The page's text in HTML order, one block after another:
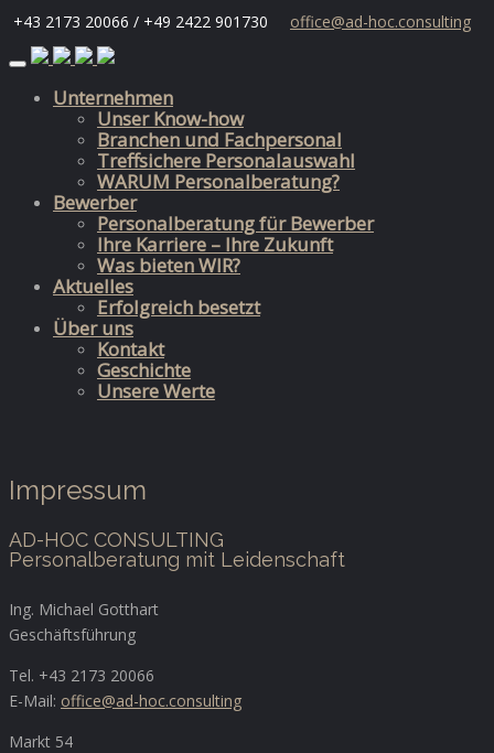
+43 2173 20066 / +49 2422 901730
office@ad-hoc.consulting
Skip
contentUnternehmen
Unser Know-how
Branchen und Fachpersonal
Treffsichere Personalauswahl
WARUM Personalberatung?
Bewerber
Personalberatung für Bewerber
Ihre Karriere – Ihre Zukunft
Was bieten WIR?
Aktuelles
Erfolgreich besetzt
Über uns
Kontakt
Geschichte
Unsere Werte
Impressum
AD-HOC CONSULTING
Personalberatung mit Leidenschaft
Ing. Michael Gotthart
Geschäftsführung
Tel. +43 2173 20066
E-Mail: office@ad-hoc.consulting
Markt 54